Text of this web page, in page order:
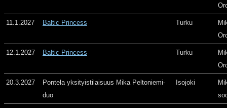
11.1.2027 Baltic Princess Turku
12.1.2027 Baltic Princess Turku
20.3.2027
Pontela yksityistilaisuus Mika Peltoniemi-
duo
Isojoki